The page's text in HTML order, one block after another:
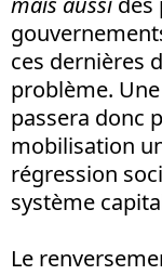
ces dernières
problème.
passera donc
mobilisation
régression
système
Le